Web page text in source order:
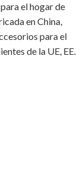
el hogar de
en China,
para el
de la UE, EE.